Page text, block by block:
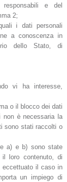
e del
2;
i dati personali
a conoscenza in
dello Stato, di
vi ha interesse,
o il blocco dei dati
non è necessaria la
sono stati raccolti o
a) e b) sono state
il loro contenuto, di
il caso in
un impiego di